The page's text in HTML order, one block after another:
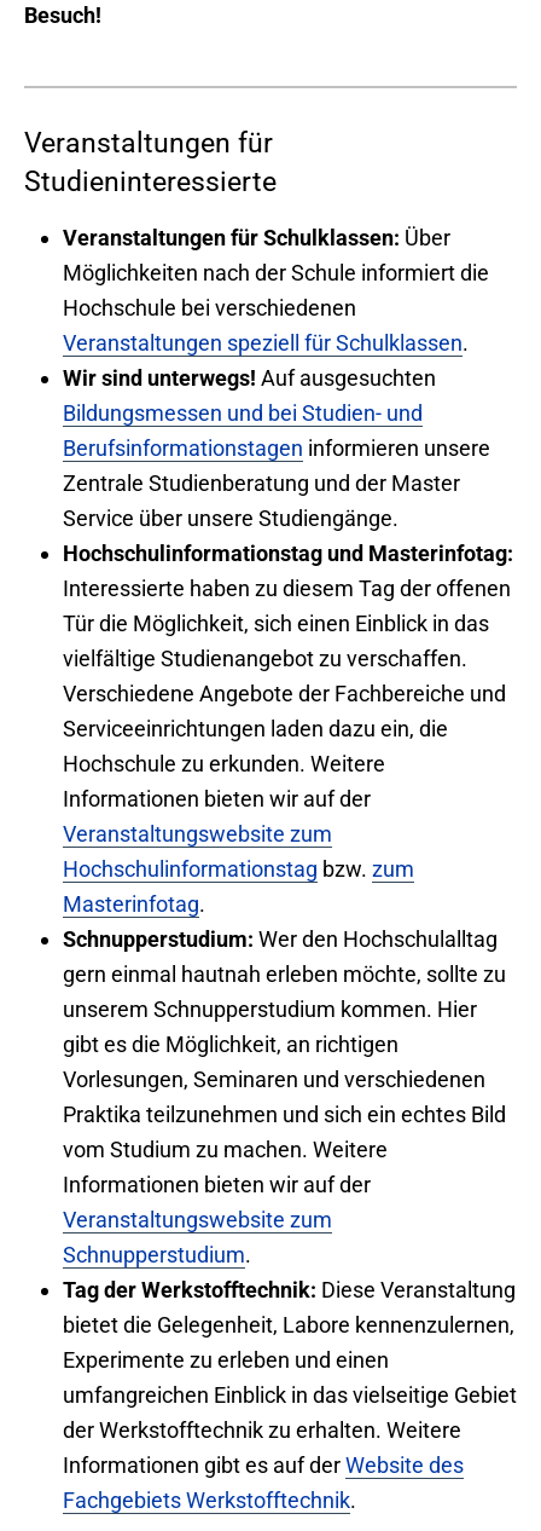
Besuch!
Veranstaltungen für
Studieninteressierte
Veranstaltungen für Schulklassen: Über
Möglichkeiten nach der Schule informiert die
Hochschule bei verschiedenen
Veranstaltungen speziell für Schulklassen.
Wir sind unterwegs! Auf ausgesuchten
Bildungsmessen und bei Studien- und
Berufsinformationstagen informieren unsere
Zentrale Studienberatung und der Master
Service über unsere Studiengänge.
Hochschulinformationstag und Masterinfotag:
Interessierte haben zu diesem Tag der offenen
Tür die Möglichkeit, sich einen Einblick in das
vielfältige Studienangebot zu verschaffen.
Verschiedene Angebote der Fachbereiche und
Serviceeinrichtungen laden dazu ein, die
Hochschule zu erkunden. Weitere
Informationen bieten wir auf der
Veranstaltungswebsite zum
Hochschulinformationstag bzw. zum
Masterinfotag.
Schnupperstudium: Wer den Hochschulalltag
gern einmal hautnah erleben möchte, sollte zu
unserem Schnupperstudium kommen. Hier
gibt es die Möglichkeit, an richtigen
Vorlesungen, Seminaren und verschiedenen
Praktika teilzunehmen und sich ein echtes Bild
vom Studium zu machen. Weitere
Informationen bieten wir auf der
Veranstaltungswebsite zum
Schnupperstudium.
Tag der Werkstofftechnik: Diese Veranstaltung
bietet die Gelegenheit, Labore kennenzulernen,
Experimente zu erleben und einen
umfangreichen Einblick in das vielseitige Gebiet
der Werkstofftechnik zu erhalten. Weitere
Informationen gibt es auf derWebsite des
Fachgebiets Werkstofftechnik.